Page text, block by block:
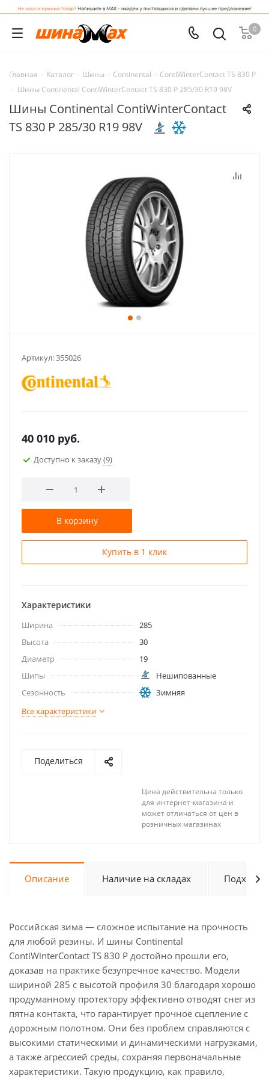
0
Главная - Каталог - Шины - Continental - ContiWinterContact TS 830 P
- Шины Continental ContiWinterContact TS 830 P 285/30 R19 98V
Шины Continental ContiWinterContact
TS 830 P 285/30 R19 98V
Артикул:355026
40 010 руб.
Доступно к заказу(9)
В корзину
Купить в 1 клик
Характеристики
Ширина
285
Высота
30
Диаметр
19
Шипы
Нешипованные
Сезонность
Зимняя
Все характеристики
Поделиться
Цена действительна только
для интернет-магазина и
может отличаться от цен в
розничных магазинах
Описание Наличие на складах Подходит
Российская зима — сложное испытание на прочность
для любой резины. И шины Continental
ContiWinterContact TS 830 P достойно прошли его,
доказав на практике безупречное качество. Модели
шириной 285 с высотой профиля 30 благодаря хорошо
продуманному протектору эффективно отводят снег из
пятна контакта, что гарантирует прочное сцепление с
дорожным полотном. Они без проблем справляются с
высокими статическими и динамическими нагрузками,
а также агрессией среды, сохраняя первоначальные
характеристики. Такую продукцию, как правило,